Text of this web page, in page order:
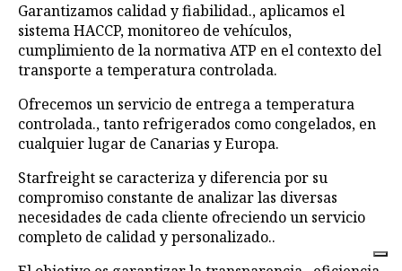
Garantizamos calidad y fiabilidad., aplicamos el
sistema HACCP, monitoreo de vehículos,
cumplimiento de la normativa ATP en el contexto del
transporte a temperatura controlada.
Ofrecemos un servicio de entrega a temperatura
controlada., tanto refrigerados como congelados, en
cualquier lugar de Canarias y Europa.
Starfreight se caracteriza y diferencia por su
compromiso constante de analizar las diversas
necesidades de cada cliente ofreciendo un servicio
completo de calidad y personalizado..